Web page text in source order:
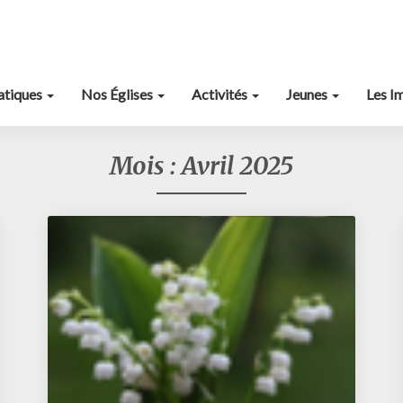
Nos Églises Activités Jeunes Les
Mois :Avril 2025